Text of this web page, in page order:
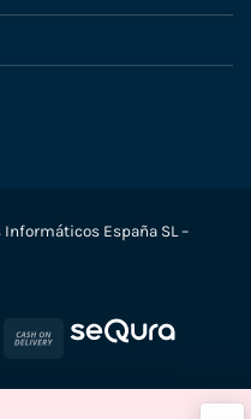
España SL –
MasterCard
Cash